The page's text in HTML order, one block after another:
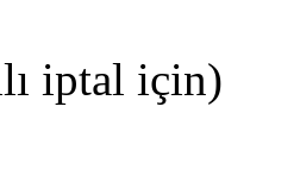
iptal için)